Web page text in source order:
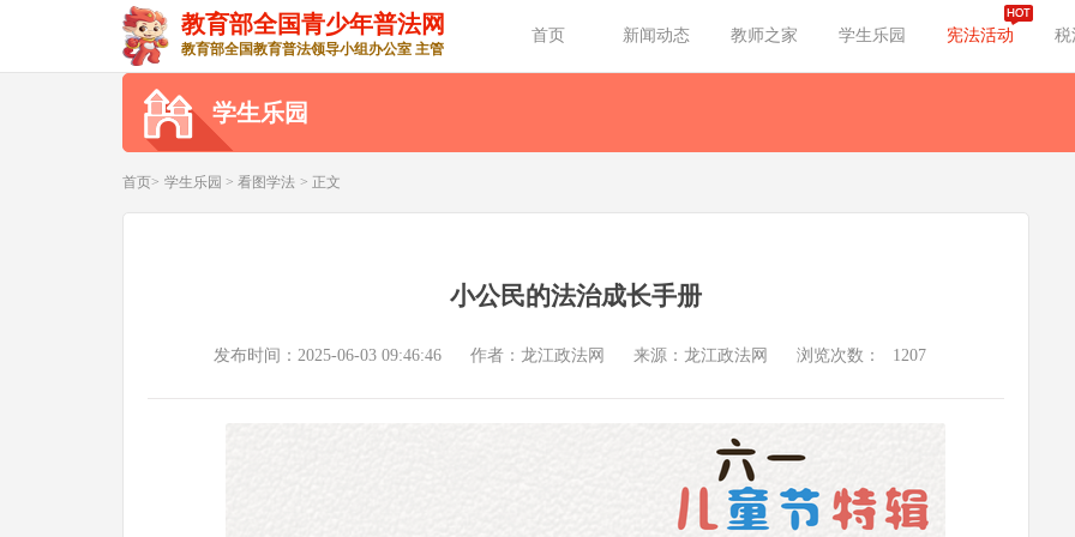
教育部全国青少年普法网
教育部全国教育普法领导小组办公室 主管
首页 新闻动态 教师之家 学生乐园 宪法活动 税
学生乐园
首页> 学生乐园 > 看图学法 > 正文
小公民的法治成长手册
发布时间：2025-06-03 09:46:46 作者：龙江政法网 来源：龙江政法网 浏览次数： 1207